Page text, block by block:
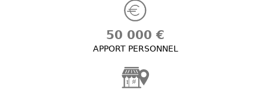
50 000 €
APPORT PERSONNEL